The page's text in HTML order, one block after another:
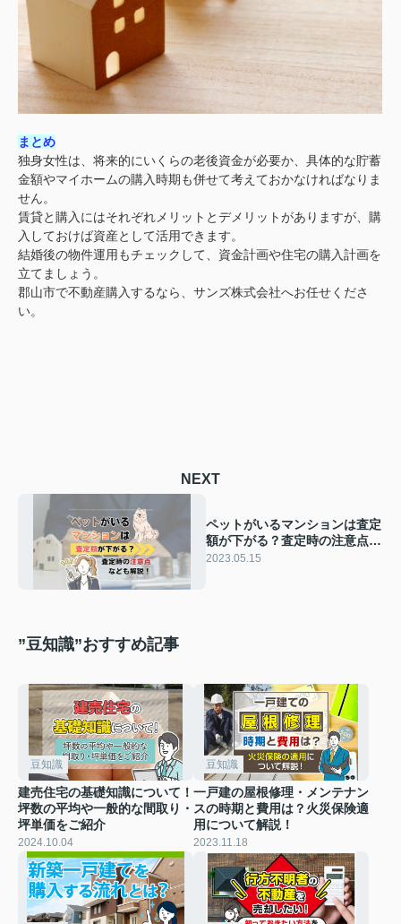
まとめ
独身女性は、将来的にいくらの老後資金が必要か、具体的な貯蓄
金額やマイホームの購入時期も併せて考えておかなければなりま
せん。
賃貸と購入にはそれぞれメリットとデメリットがありますが、購
入しておけば資産として活用できます。
結婚後の物件運用もチェックして、資金計画や住宅の購入計画を
立てましょう。
郡山市で不動産購入するなら、サンズ株式会社へお任せくださ
い。
NEXT
ペットがいるマンションは査定
額が下がる？査定時の注意点を
ご紹介！
2023.05.15
”豆知識”おすすめ記事
豆知識
建売住宅の基礎知識について！
坪数の平均や一般的な間取り・
坪単価をご紹介
2024.10.04
豆知識
一戸建の屋根修理・メンテナン
スの時期と費用は？火災保険適
用について解説！
2023.11.18